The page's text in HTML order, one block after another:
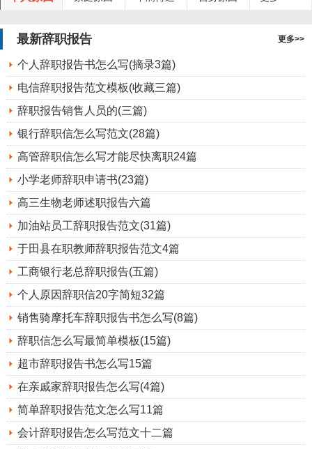
最新辞职报告 更多>>
个人辞职报告书怎么写(摘录3篇)
电信辞职报告范文模板(收藏三篇)
辞职报告销售人员的(三篇)
银行辞职信怎么写范文(28篇)
高管辞职信怎么写才能尽快离职24篇
小学老师辞职申请书(23篇)
高三生物老师述职报告六篇
加油站员工辞职报告范文(31篇)
于田县在职教师辞职报告范文4篇
工商银行老总辞职报告(五篇)
个人原因辞职信20字简短32篇
销售骑摩托车辞职报告书怎么写(8篇)
辞职信怎么写最简单模板(15篇)
超市辞职报告书怎么写15篇
在亲戚家辞职报告怎么写(4篇)
简单辞职报告范文怎么写11篇
会计辞职报告怎么写范文十二篇